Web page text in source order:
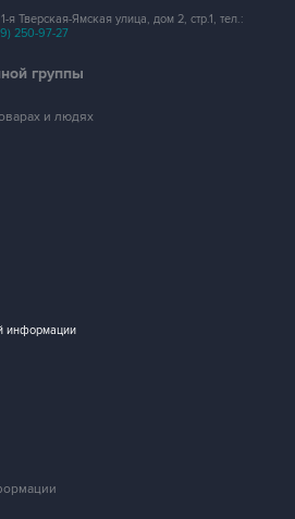
Тверская-Ямская улица, дом 2, стр.1, тел.:
250-97-27
группы
и людях
информации